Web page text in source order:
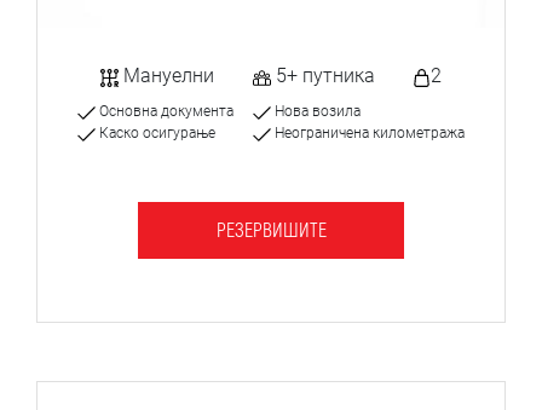
Мануелни 5+ путника 2
Основна документа
Каско осигурање
Нова возила
Неограничена километража
РЕЗЕРВИШИТЕ